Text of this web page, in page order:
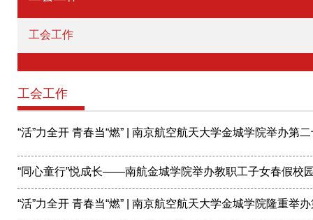
工会工作
工会工作
“活”力全开 青春当“燃” | 南京航空航天大学金城学院举办第
“同心童行”悦成长——南航金城学院举办教职工子女春假校
“活”力全开 青春当“燃” | 南京航空航天大学金城学院隆重举